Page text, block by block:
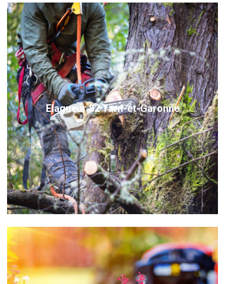
Elagueur 82 Tarn-et-Garonne